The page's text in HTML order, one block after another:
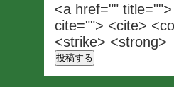
<a href=""
cite=""> <cite>
<strike> <strong>